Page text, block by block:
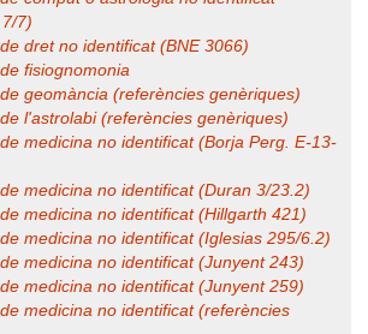
7)
dret no identificat (BNE 3066)
fisiognomonia
geomància (referències genèriques)
l'astrolabi (referències genèriques)
medicina no identificat (Borja Perg. E-13-
medicina no identificat (Duran 3/23.2)
medicina no identificat (Hillgarth 421)
medicina no identificat (Iglesias 295/6.2)
medicina no identificat (Junyent 243)
medicina no identificat (Junyent 259)
medicina no identificat (referències